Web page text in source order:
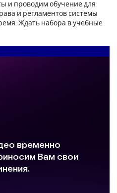
и проводим обучение для
и регламентов системы
Ждать набора в учебные